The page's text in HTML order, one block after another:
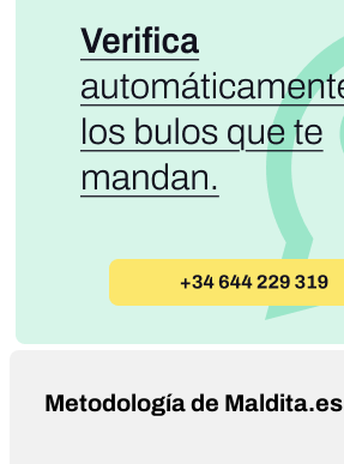
Metodología de Maldita.es